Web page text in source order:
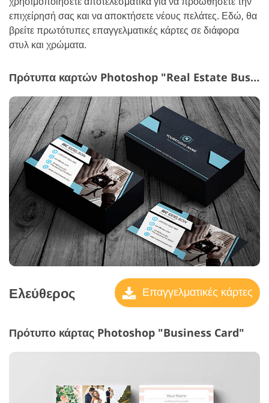
επιχείρησή σας και να αποκτήσετε νέους πελάτες. Εδώ, θα
βρείτε πρωτότυπες επαγγελματικές κάρτες σε διάφορα
στυλ και χρώματα.
Πρότυπα καρτών Photoshop "Real Estate Business Cards"
Ελεύθερος Επαγγελματικές κάρτες
Πρότυπο κάρτας Photoshop "Business Card"